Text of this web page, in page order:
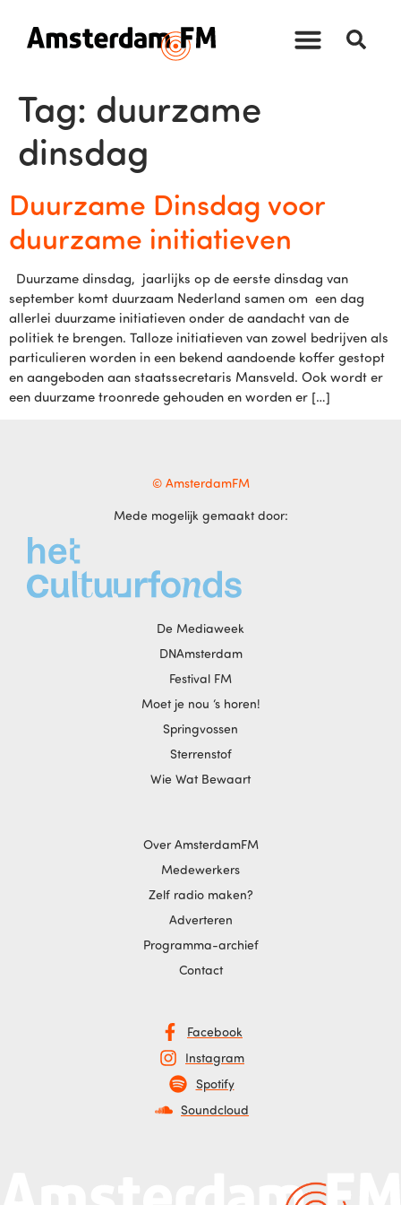
Tag: duurzame
dinsdag
Duurzame Dinsdag voor
duurzame initiatieven
Duurzame dinsdag, jaarlijks op de eerste dinsdag van
september komt duurzaam Nederland samen om een dag
allerlei duurzame initiatieven onder de aandacht van de
politiek te brengen. Talloze initiatieven van zowel bedrijven als
particulieren worden in een bekend aandoende koffer gestopt
en aangeboden aan staatssecretaris Mansveld. Ook wordt er
een duurzame troonrede gehouden en worden er […]
© AmsterdamFM
Mede mogelijk gemaakt door:
De Mediaweek
DNAmsterdam
Festival FM
Moet je nou ‘s horen!
Springvossen
Sterrenstof
Wie Wat Bewaart
Over AmsterdamFM
Medewerkers
Zelf radio maken?
Adverteren
Programma-archief
Contact
Facebook
Instagram
Spotify
Soundcloud